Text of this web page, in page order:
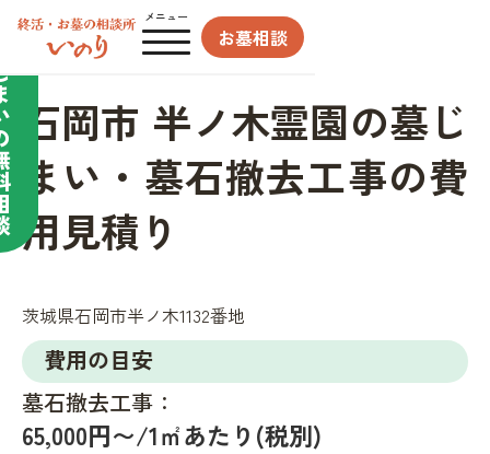
メニュー
お墓相談
石岡市 半ノ木霊園の墓じ
まい・墓石撤去工事の費
用見積り
茨城県石岡市半ノ木1132番地
費用の目安
墓石撤去工事：
65,000円〜/1㎡あたり(税別)